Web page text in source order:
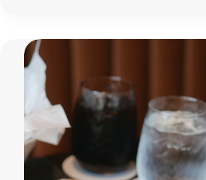
左
推
薦
到
特
色
船
麵